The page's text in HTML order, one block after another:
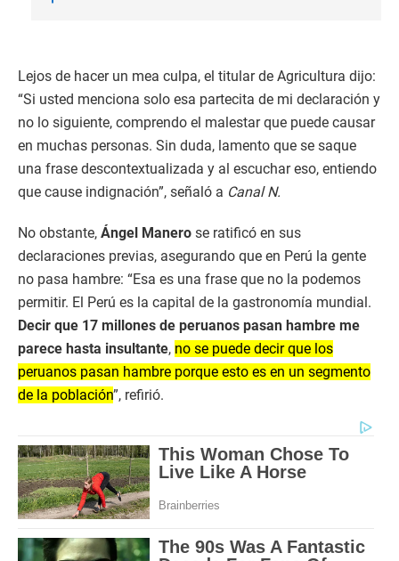
Lejos de hacer un mea culpa, el titular de Agricultura dijo:
“Si usted menciona solo esa partecita de mi declaración y
no lo siguiente, comprendo el malestar que puede causar
en muchas personas. Sin duda, lamento que se saque
una frase descontextualizada y al escuchar eso, entiendo
que cause indignación”, señaló a Canal N.
No obstante, Ángel Manero se ratificó en sus
declaraciones previas, asegurando que en Perú la gente
no pasa hambre: “Esa es una frase que no la podemos
permitir. El Perú es la capital de la gastronomía mundial.
Decir que 17 millones de peruanos pasan hambre me
parece hasta insultante, no se puede decir que los
peruanos pasan hambre porque esto es en un segmento
de la población”, refirió.